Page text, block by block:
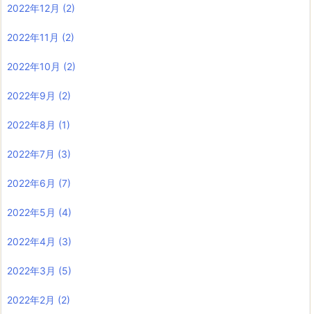
2022年12月 (2)
2022年11月 (2)
2022年10月 (2)
2022年9月 (2)
2022年8月 (1)
2022年7月 (3)
2022年6月 (7)
2022年5月 (4)
2022年4月 (3)
2022年3月 (5)
2022年2月 (2)